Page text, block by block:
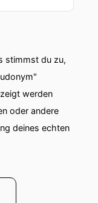
stimmst du zu,
werden
oder andere
deines echten